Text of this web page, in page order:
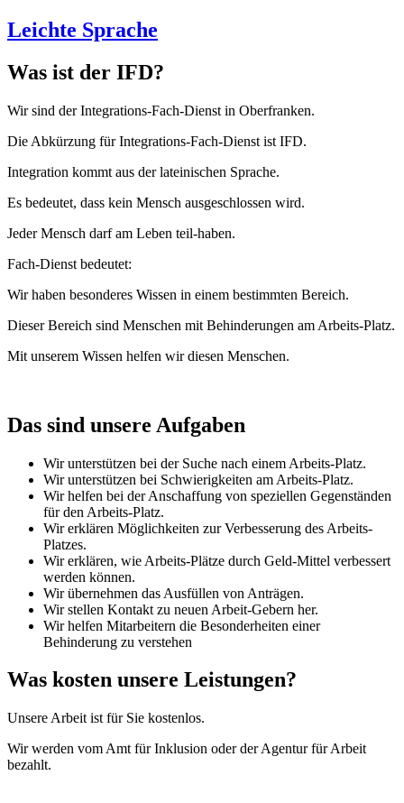
Leichte Sprache
Was ist der IFD?
Wir sind der Integrations-Fach-Dienst in Oberfranken.
Die Abkürzung für Integrations-Fach-Dienst ist IFD.
Integration kommt aus der lateinischen Sprache.
Es bedeutet, dass kein Mensch ausgeschlossen wird.
Jeder Mensch darf am Leben teil-haben.
Fach-Dienst bedeutet:
Wir haben besonderes Wissen in einem bestimmten Bereich.
Dieser Bereich sind Menschen mit Behinderungen am Arbeits-Platz.
Mit unserem Wissen helfen wir diesen Menschen.
Das sind unsere Aufgaben
Wir unterstützen bei der Suche nach einem Arbeits-Platz.
Wir unterstützen bei Schwierigkeiten am Arbeits-Platz.
Wir helfen bei der Anschaffung von speziellen Gegenständen
für den Arbeits-Platz.
Wir erklären Möglichkeiten zur Verbesserung des Arbeits-
Platzes.
Wir erklären, wie Arbeits-Plätze durch Geld-Mittel verbessert
werden können.
Wir übernehmen das Ausfüllen von Anträgen.
Wir stellen Kontakt zu neuen Arbeit-Gebern her.
Wir helfen Mitarbeitern die Besonderheiten einer
Behinderung zu verstehen
Was kosten unsere Leistungen?
Unsere Arbeit ist für Sie kostenlos.
Wir werden vom Amt für Inklusion oder der Agentur für Arbeit
bezahlt.